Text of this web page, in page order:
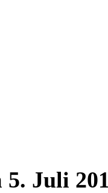
5. Juli